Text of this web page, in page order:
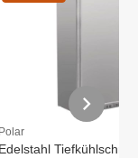
Polar
Edelstahl